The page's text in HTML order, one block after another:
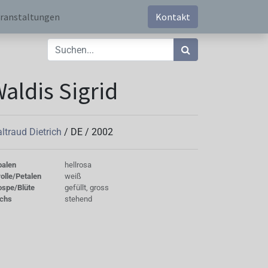
Kontakt
Sigrid
Dietrich / DE / 2002
hellrosa
Petalen
weiß
Blüte
gefüllt, gross
stehend